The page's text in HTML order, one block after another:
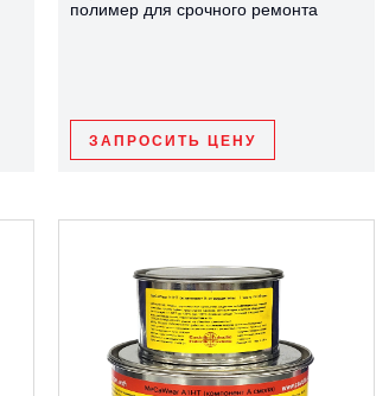
полимер для срочного ремонта
ЗАПРОСИТЬ ЦЕНУ